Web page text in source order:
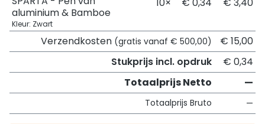
aluminium & Bamboe
Kleur: Zwart
Verzendkosten (gratis vanaf € 500,00)
€ 15,00
Stukprijs incl. opdruk
€ 0,34
Totaalprijs Netto
—
Totaalprijs Bruto —